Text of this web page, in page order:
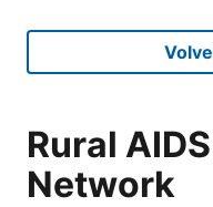
Rural
Network